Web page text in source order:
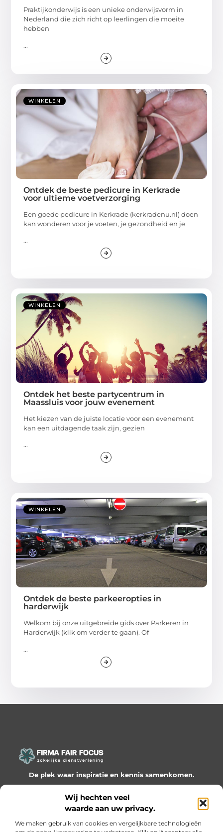
Wij hechten veel
waarde aan uw privacy.
We maken gebruik van cookies en vergelijkbare technologieën
Praktijkonderwijs is een unieke onderwijsvorm in
Nederland die zich richt op leerlingen die moeite
hebben
...
WINKELEN
Ontdek de beste pedicure in Kerkrade
voor ultieme voetverzorging
Een goede pedicure in Kerkrade (kerkradenu.nl) doen
kan wonderen voor je voeten, je gezondheid en je
...
WINKELEN
Ontdek het beste partycentrum in
Maassluis voor jouw evenement
Het kiezen van de juiste locatie voor een evenement
kan een uitdagende taak zijn, gezien
...
WINKELEN
Ontdek de beste parkeeropties in
harderwijk
Welkom bij onze uitgebreide gids over Parkeren in
Harderwijk (klik om verder te gaan). Of
...
De plek waar inspiratie en kennis samenkomen.
Ontdek onze blogs en artikelen en laat je verrassen door
waardevolle inzichten en nieuwe ideeën!
Bericht categorie